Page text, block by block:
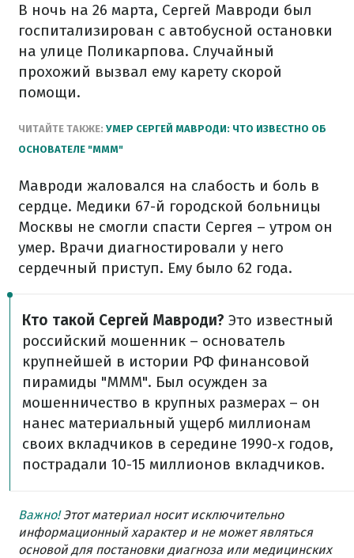
В ночь на 26 марта, Сергей Мавроди был
госпитализирован с автобусной остановки
на улице Поликарпова. Случайный
прохожий вызвал ему карету скорой
помощи.
ЧИТАЙТЕ ТАКЖЕ: УМЕР СЕРГЕЙ МАВРОДИ: ЧТО ИЗВЕСТНО ОБ
ОСНОВАТЕЛЕ "МММ"
Мавроди жаловался на слабость и боль в
сердце. Медики 67-й городской больницы
Москвы не смогли спасти Сергея – утром он
умер. Врачи диагностировали у него
сердечный приступ. Ему было 62 года.
Кто такой Сергей Мавроди? Это известный
российский мошенник – основатель
крупнейшей в истории РФ финансовой
пирамиды "МММ". Был осужден за
мошенничество в крупных размерах – он
нанес материальный ущерб миллионам
своих вкладчиков в середине 1990-х годов,
пострадали 10-15 миллионов вкладчиков.
Важно!Этот материал носит исключительно
информационный характер и не может являться
основой для постановки диагноза или медицинских